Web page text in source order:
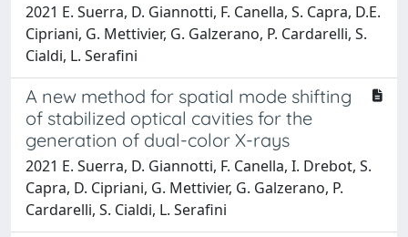
2021 E. Suerra, D. Giannotti, F. Canella, S. Capra, D.E.
Cipriani, G. Mettivier, G. Galzerano, P. Cardarelli, S.
Cialdi, L. Serafini
A new method for spatial mode shifting
of stabilized optical cavities for the
generation of dual-color X-rays
2021 E. Suerra, D. Giannotti, F. Canella, I. Drebot, S.
Capra, D. Cipriani, G. Mettivier, G. Galzerano, P.
Cardarelli, S. Cialdi, L. Serafini